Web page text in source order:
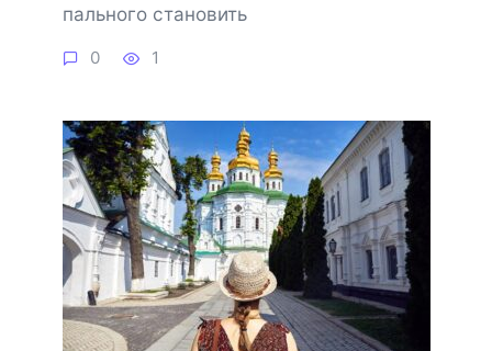
пального становить
0 1